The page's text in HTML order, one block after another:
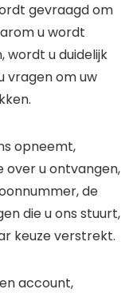
gevraagd om
u wordt
wordt u duidelijk
vragen om uw
opneemt,
over u ontvangen,
de
die u ons stuurt,
keuze verstrekt.
account,